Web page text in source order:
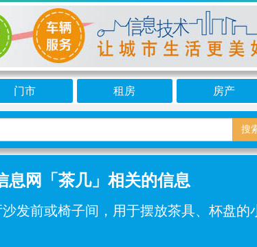
门市 租房 房产
搜
息网「茶几」相关的信息
发前或椅子间，用于摆放茶具、杯盘